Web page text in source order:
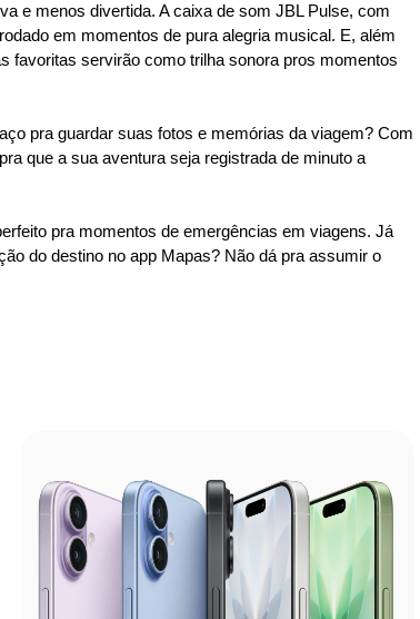
e menos divertida. A caixa de som JBL Pulse, com
em momentos de pura alegria musical. E, além
favoritas servirão como trilha sonora pros momentos
pra guardar suas fotos e memórias da viagem? Com
que a sua aventura seja registrada de minuto a
pra momentos de emergências em viagens. Já
do destino no app Mapas? Não dá pra assumir o